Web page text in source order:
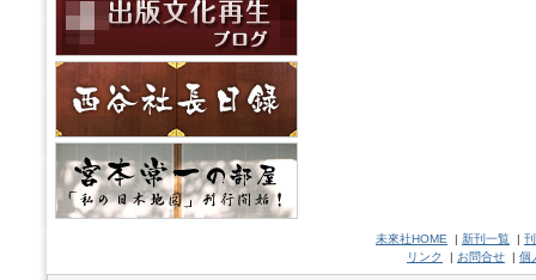
未來社HOME | 新刊一覧 |
リンク
| お問合せ | 個